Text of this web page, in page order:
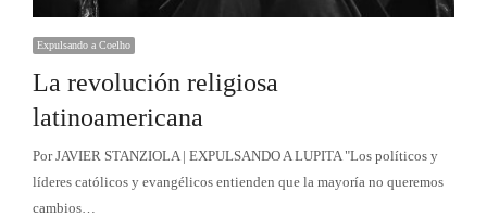
Expulsando a Coelho
La revolución religiosa
latinoamericana
Por JAVIER STANZIOLA | EXPULSANDO A LUPITA "Los políticos y
líderes católicos y evangélicos entienden que la mayoría no queremos
cambios…